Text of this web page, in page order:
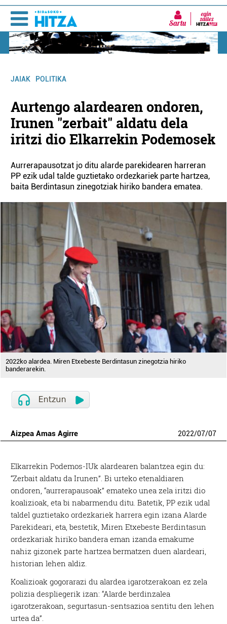
Sartu
JAIAK POLITIKA
Aurtengo alardearen ondoren,
Irunen "zerbait" aldatu dela
iritzi dio Elkarrekin Podemosek
Aurrerapausotzat jo ditu alarde parekidearen harreran
PP ezik udal talde guztietako ordezkariek parte hartzea,
baita Berdintasun zinegotziak hiriko bandera ematea.
2022ko alardea. Miren Etxebeste Berdintasun zinegotzia hiriko
banderarekin.
Aizpea Amas Agirre 2022/07/07
Elkarrekin Podemos-IUk alardearen balantzea egin du:
“Zerbait aldatu da Irunen”. Bi urteko etenaldiaren
ondoren, “aurrerapausoak” emateko unea zela iritzi dio
koalizioak, eta bi nabarmendu ditu. Batetik, PP ezik udal
taldel guztietako ordezkariek harrera egin izana Alarde
Parekideari, eta, bestetik, Miren Etxebeste Berdintasun
ordezkariak hiriko bandera eman izanda emakume
nahiz gizonek parte hartzea bermatzen duen alardeari,
historian lehen aldiz.
Koalizioak gogorarazi du alardea igarotzerakoan ez zela
polizia despliegerik izan: “Alarde berdinzalea
igarotzerakoan, segurtasun-sentsazioa sentitu den lehen
urtea da”.